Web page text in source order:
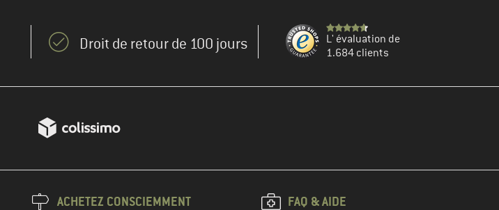
Droit de retour de 100 jours
L' évaluation de
1.684 clients
ACHETEZ CONSCIEMMENT FAQ & AIDE